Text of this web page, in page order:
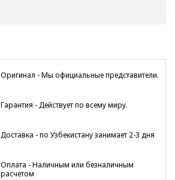
Оригинал - Мы официальные представители.
Гарантия - Действует по всему миру.
Доставка - по Узбекистану занимает 2-3 дня
Оплата - Наличным или безналичным
расчетом